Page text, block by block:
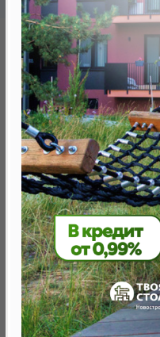
12.14
"Западная
нет в продаже
Минск,
метро «Ковальская